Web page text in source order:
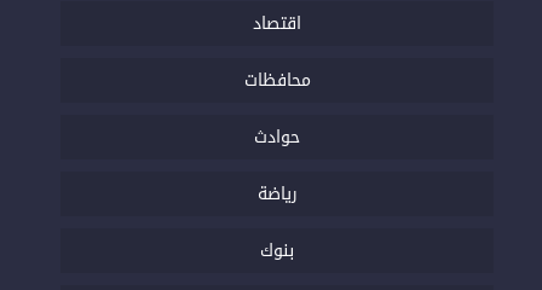
اقتصاد
محافظات
حوادث
رياضة
بنوك